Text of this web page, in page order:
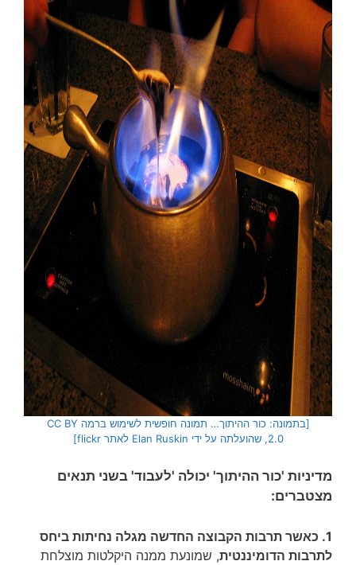
[בתמונה: כור ההיתוך… תמונה חופשית לשימוש ברמה CC BY
2.0, שהועלתה על ידי Elan Ruskin לאתר flickr]
מדיניות 'כור ההיתוך' יכולה 'לעבוד' בשני תנאים
מצטברים:
1. כאשר תרבות הקבוצה החדשה מגלה נחיתות ביחס
לתרבות הדומיננטית, שמונעת ממנה היקלטות מוצלחת